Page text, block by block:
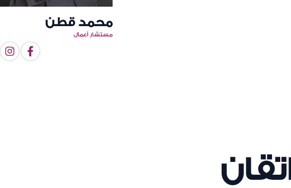
محمد قطن
مستشار أعمال